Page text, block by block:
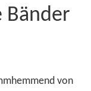
Bänder
von